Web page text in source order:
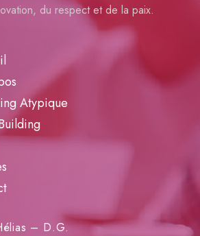
du respect et de la paix.
Atypique
– D.G.